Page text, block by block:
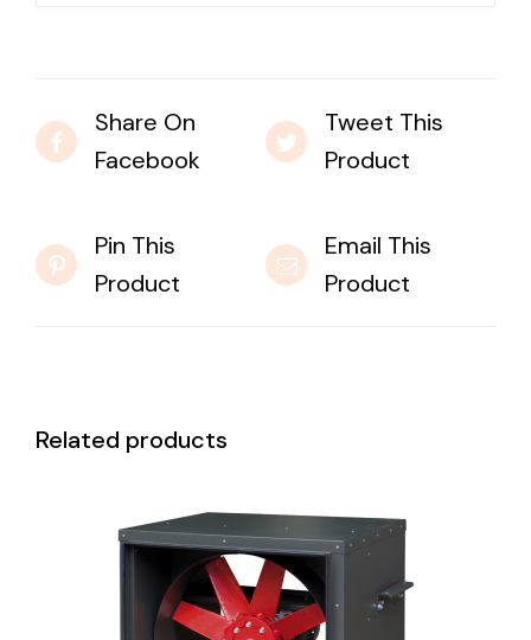
Share On
Facebook
Tweet This
Product
Pin This
Product
Email This
Product
Related products